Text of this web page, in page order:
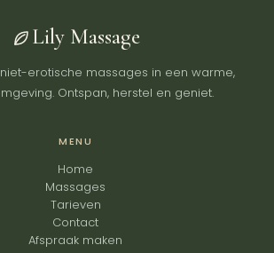
Lily Massage
erotische massages in een warme,
Ontspan, herstel en geniet.
MENU
Home
Massages
Tarieven
Contact
Afspraak maken